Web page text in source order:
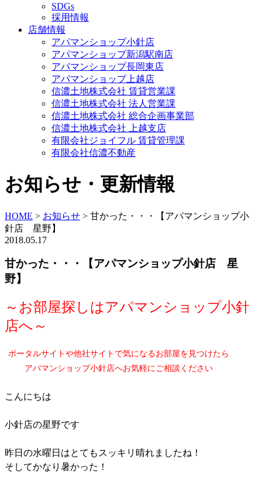
SDGs
採用情報
店舗情報
アパマンショップ小針店
アパマンショップ新潟駅南店
アパマンショップ長岡東店
アパマンショップ上越店
信濃土地株式会社 賃貸営業課
信濃土地株式会社 法人営業課
信濃土地株式会社 総合企画事業部
信濃土地株式会社 上越支店
有限会社ジョイフル 賃貸管理課
有限会社信濃不動産
お知らせ・更新情報
HOME > お知らせ > 甘かった・・・【アパマンショップ小
針店 星野】
2018.05.17
甘かった・・・【アパマンショップ小針店 星
野】
～お部屋探しはアパマンショップ小針
店へ～
ポータルサイトや他社サイトで気になるお部屋を見つけたら
アパマンショップ小針店へお気軽にご相談ください
こんにちは
小針店の星野です
昨日の水曜日はとてもスッキリ晴れましたね！
そしてかなり暑かった！